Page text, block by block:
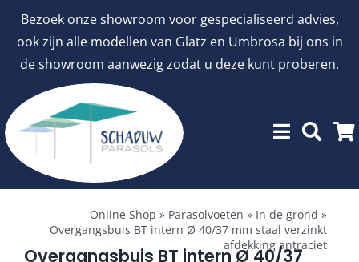
Bezoek onze showroom voor gespecialiseerd advies,
ook zijn alle modellen van Glatz en Umbrosa bij ons in
de showroom aanwezig zodat u deze kunt proberen.
inhoud
Toggle
Navigation
aanbiedingen
Online Shop » Parasolvoeten » In de grond »
Overgangsbuis BT intern Ø 40/37 mm staal verzinkt
afdekking antraciet
Overgangsbuis BT intern Ø 40/37